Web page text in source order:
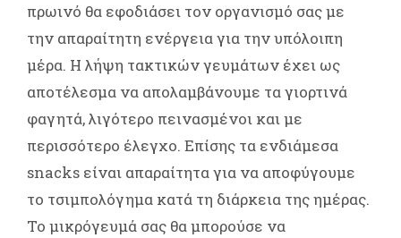
πρωινό θα εφοδιάσει τον οργανισμό σας με
την απαραίτητη ενέργεια για την υπόλοιπη
μέρα. Η λήψη τακτικών γευμάτων έχει ως
αποτέλεσμα να απολαμβάνουμε τα γιορτινά
φαγητά, λιγότερο πεινασμένοι και με
περισσότερο έλεγχο. Επίσης τα ενδιάμεσα
snacks είναι απαραίτητα για να αποφύγουμε
το τσιμπολόγημα κατά τη διάρκεια της ημέρας.
Το μικρόγευμά σας θα μπορούσε να